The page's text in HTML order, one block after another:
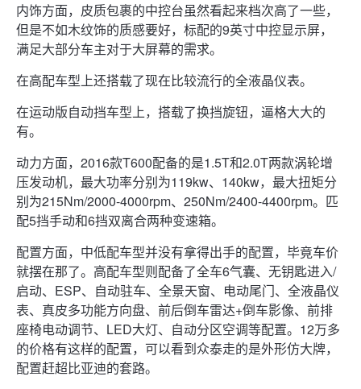
内饰方面，皮质包裹的中控台虽然看起来档次高了一些，
但是不如木纹饰的质感要好，标配的9英寸中控显示屏，
满足大部分车主对于大屏幕的需求。
在高配车型上还搭载了现在比较流行的全液晶仪表。
在运动版自动挡车型上，搭载了换挡旋钮，逼格大大的
有。
动力方面，2016款T600配备的是1.5T和2.0T两款涡轮增
压发动机，最大功率分别为119kw、140kw，最大扭矩分
别为215Nm/2000-4000rpm、250Nm/2400-4400rpm。匹
配5挡手动和6挡双离合两种变速箱。
配置方面，中低配车型并没有拿得出手的配置，毕竟车价
就摆在那了。高配车型则配备了全车6气囊、无钥匙进入/
启动、ESP、自动驻车、全景天窗、电动尾门、全液晶仪
表、真皮多功能方向盘、前后倒车雷达+倒车影像、前排
座椅电动调节、LED大灯、自动分区空调等配置。12万多
的价格有这样的配置，可以看到众泰走的是外形仿大牌，
配置赶超比亚迪的套路。